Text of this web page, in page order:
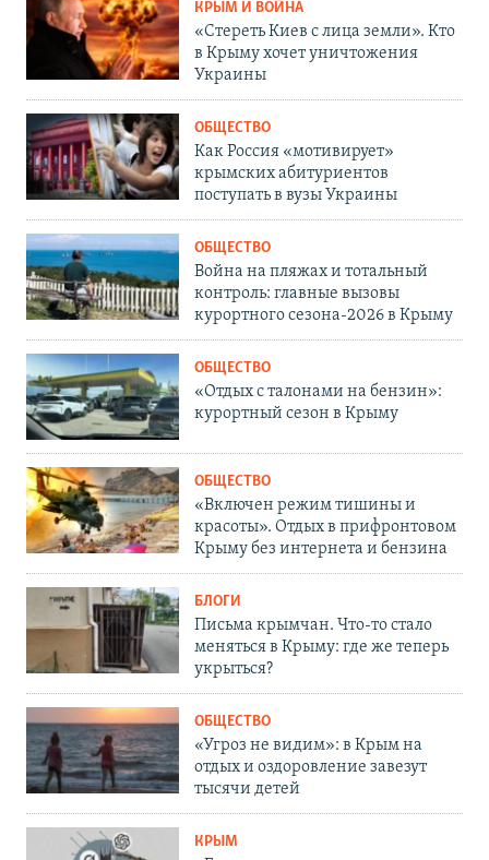
КРЫМ И ВОЙНА
«Стереть Киев с лица земли». Кто
в Крыму хочет уничтожения
Украины
ОБЩЕСТВО
Как Россия «мотивирует»
крымских абитуриентов
поступать в вузы Украины
ОБЩЕСТВО
Война на пляжах и тотальный
контроль: главные вызовы
курортного сезона-2026 в Крыму
ОБЩЕСТВО
«Отдых с талонами на бензин»:
курортный сезон в Крыму
ОБЩЕСТВО
«Включен режим тишины и
красоты». Отдых в прифронтовом
Крыму без интернета и бензина
БЛОГИ
Письма крымчан. Что-то стало
меняться в Крыму: где же теперь
укрыться?
ОБЩЕСТВО
«Угроз не видим»: в Крым на
отдых и оздоровление завезут
тысячи детей
КРЫМ